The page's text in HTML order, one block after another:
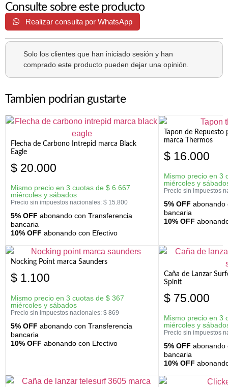
Consulte sobre este producto
Realizar consulta por WhatsApp
Solo los clientes que han iniciado sesión y han
comprado este producto pueden dejar una opinión.
Tambien podrian gustarte
Flecha de Carbono Intrepid marca Black
Eagle
$ 20.000
Mismo precio en 3 cuotas de $ 6.667
miércoles y sábados
Precio sin impuestos nacionales: $ 15.800
5% OFF abonando con Transferencia
bancaria
10% OFF abonando con Efectivo
Tapon de Repuesto
marca Thermos
$ 16.000
Mismo precio en 3
miércoles y
Precio sin impuestos
5% OFF abonando
bancaria
10% OFF
Nocking Point marca Saunders
$ 1.100
Mismo precio en 3 cuotas de $ 367
miércoles y sábados
Precio sin impuestos nacionales: $ 869
5% OFF abonando con Transferencia
bancaria
10% OFF abonando con Efectivo
Caña de Lanzar
Spinit
$ 75.000
Mismo precio en 3
miércoles y
Precio sin impuestos
5% OFF abonando
bancaria
10% OFF